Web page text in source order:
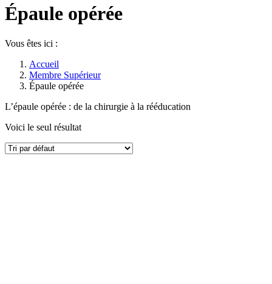
Épaule opérée
Vous êtes ici :
Accueil
Membre Supérieur
Épaule opérée
L’épaule opérée : de la chirurgie à la rééducation
Voici le seul résultat